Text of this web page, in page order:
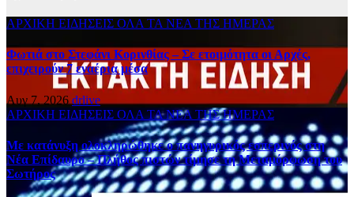
ΑΡΧΙΚΗ ΕΙΔΗΣΕΙΣ ΟΛΑ ΤΑ ΝΕΑ ΤΗΣ ΗΜΕΡΑΣ
Φωτιά στο Στεφάνι Κορινθίας – Σε ετοιμότητα οι Αρχές,
επιχειρούν 7 εναέρια μέσα
Αυγ 7, 2026drlive
ΑΡΧΙΚΗ ΕΙΔΗΣΕΙΣ ΟΛΑ ΤΑ ΝΕΑ ΤΗΣ ΗΜΕΡΑΣ
Με κατάνυξη ολοκληρώθηκε ο πανηγυρικός εσπερινός στη
Νέα Επίδαυρο – Πλήθος πιστών τίμησε τη Μεταμόρφωση του
Σωτήρος